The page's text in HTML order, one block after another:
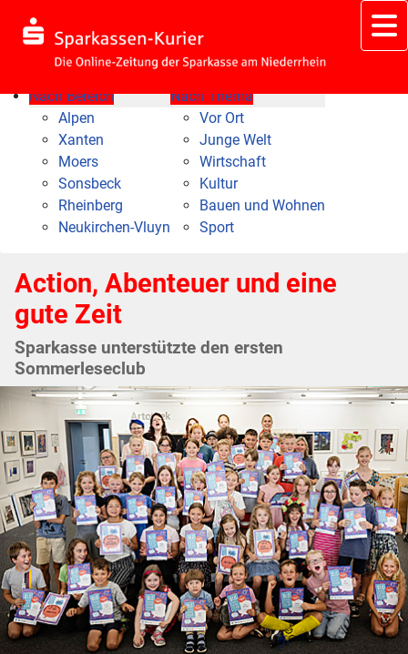
Nach Bereich
Alpen
Xanten
Moers
Sonsbeck
Rheinberg
Neukirchen-Vluyn
Nach Thema
Vor Ort
Junge Welt
Wirtschaft
Kultur
Bauen und Wohnen
Sport
Action, Abenteuer und eine
gute Zeit
Sparkasse unterstützte den ersten
Sommerleseclub